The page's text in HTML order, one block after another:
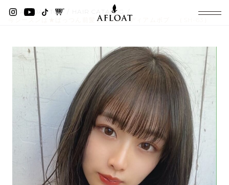
AFLOAT TOP
HAIR CATALOG
今シーズンは★ぱっつん前髪も人気★ミディアムボブ （SH-63）